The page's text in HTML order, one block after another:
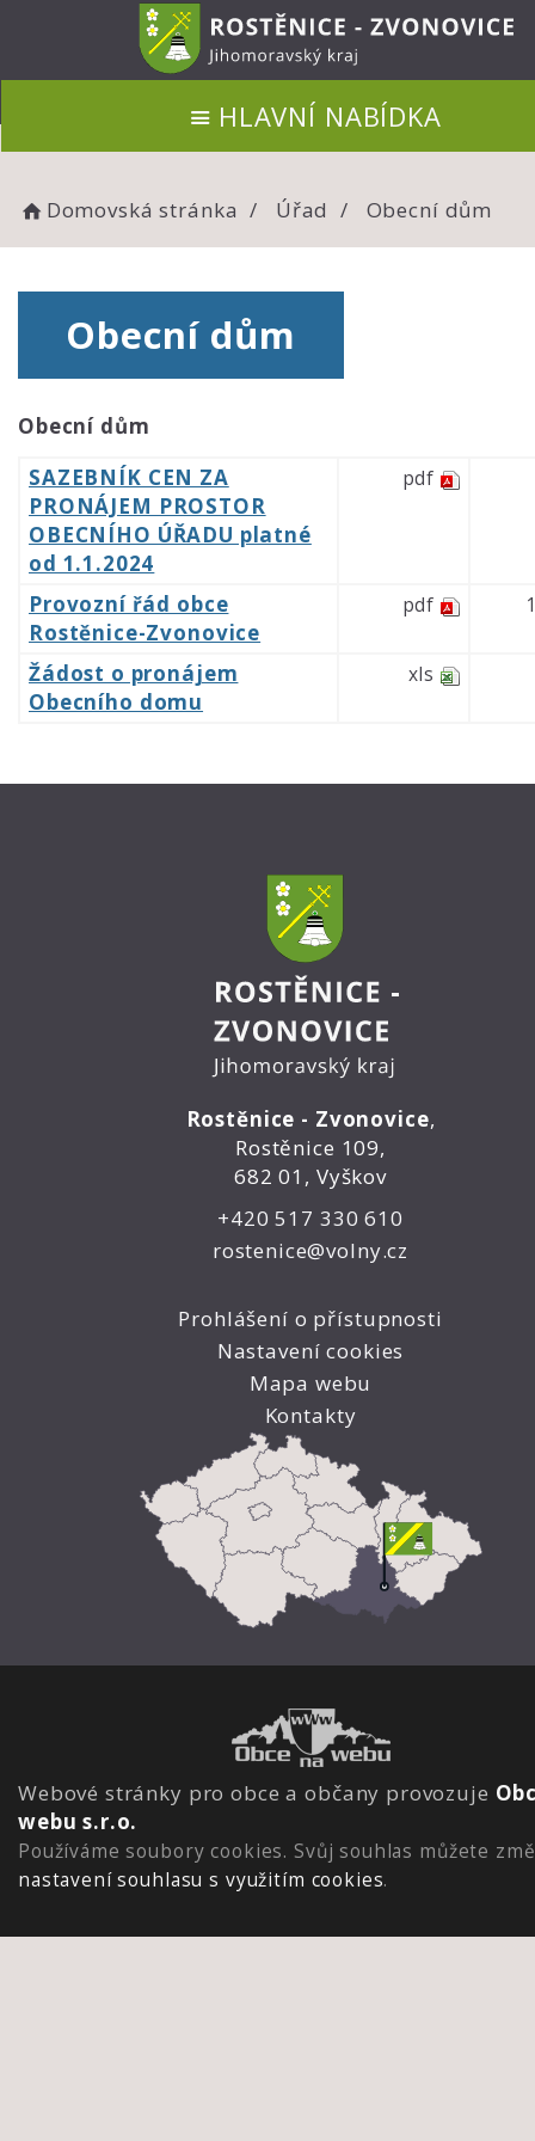
HLAVNÍ NABÍDKA
Domovská stránka Úřad Obecní dům
Obecní dům
Obecní dům
SAZEBNÍK CEN ZA
PRONÁJEM PROSTOR
OBECNÍHO ÚŘADU platné
od 1.1.2024
pdf
Provozní řád obce
Rostěnice-Zvonovice
pdf
Žádost o pronájem
Obecního domu
xls
Rostěnice - Zvonovice,
Rostěnice 109,
682 01, Vyškov
+420 517 330 610
rostenice@volny.cz
Prohlášení o přístupnosti
Nastavení cookies
Mapa webu
Kontakty
Webové stránky pro obce a občany provozuje
webu s.r.o.
Používáme soubory cookies. Svůj souhlas můžete
nastavení souhlasu s využitím cookies.